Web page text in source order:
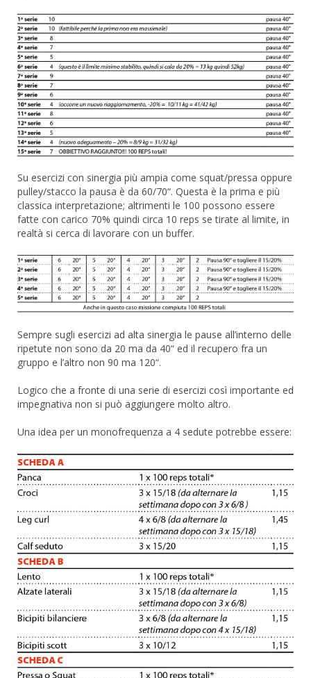
Su esercizi con sinergia più ampia come squat/pressa oppure
pulley/stacco la pausa è da 60/70“. Questa è la prima e più
classica interpretazione; altrimenti le 100 possono essere
fatte con carico 70% quindi circa 10 reps se tirate al limite, in
realtà si cerca di lavorare con un buffer.
Sempre sugli esercizi ad alta sinergia le pause all’interno delle
ripetute non sono da 20 ma da 40“ ed il recupero fra un
gruppo e l’altro non 90 ma 120“.
Logico che a fronte di una serie di esercizi così importante ed
impegnativa non si può aggiungere molto altro.
Una idea per un monofrequenza a 4 sedute potrebbe essere: